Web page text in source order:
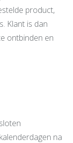
product,
Klant is dan
ontbinden en
na